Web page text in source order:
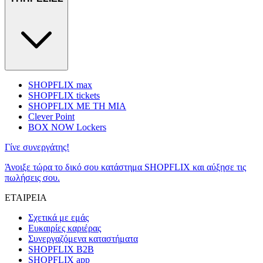
SHOPFLIX max
SHOPFLIX tickets
SHOPFLIX ΜΕ ΤΗ ΜΙΑ
Clever Point
BOX NOW Lockers
Γίνε συνεργάτης!
Άνοιξε τώρα το δικό σου κατάστημα SHOPFLIX και αύξησε τις
πωλήσεις σου.
ΕΤΑΙΡΕΙΑ
Σχετικά με εμάς
Ευκαιρίες καριέρας
Συνεργαζόμενα καταστήματα
SHOPFLIX B2B
SHOPFLIX app